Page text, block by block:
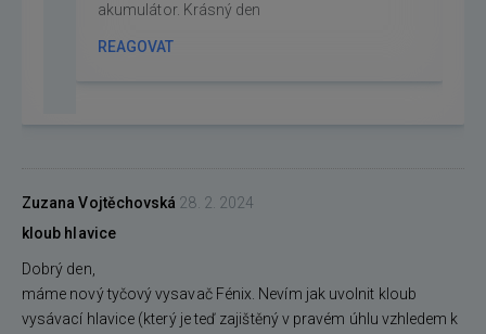
akumulátor. Krásný den
REAGOVAT
Zuzana Vojtěchovská 28. 2. 2024
kloub hlavice
Dobrý den,
máme nový tyčový vysavač Fénix. Nevím jak uvolnit kloub
vysávací hlavice (který je teď zajištěný v pravém úhlu vzhledem k